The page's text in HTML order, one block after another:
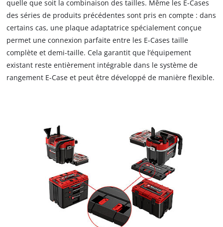
quelle que soit la combinaison des tailles. Même les E-Cases
des séries de produits précédentes sont pris en compte : dans
certains cas, une plaque adaptatrice spécialement conçue
permet une connexion parfaite entre les E-Cases taille
complète et demi-taille. Cela garantit que l’équipement
existant reste entièrement intégrable dans le système de
rangement E-Case et peut être développé de manière flexible.